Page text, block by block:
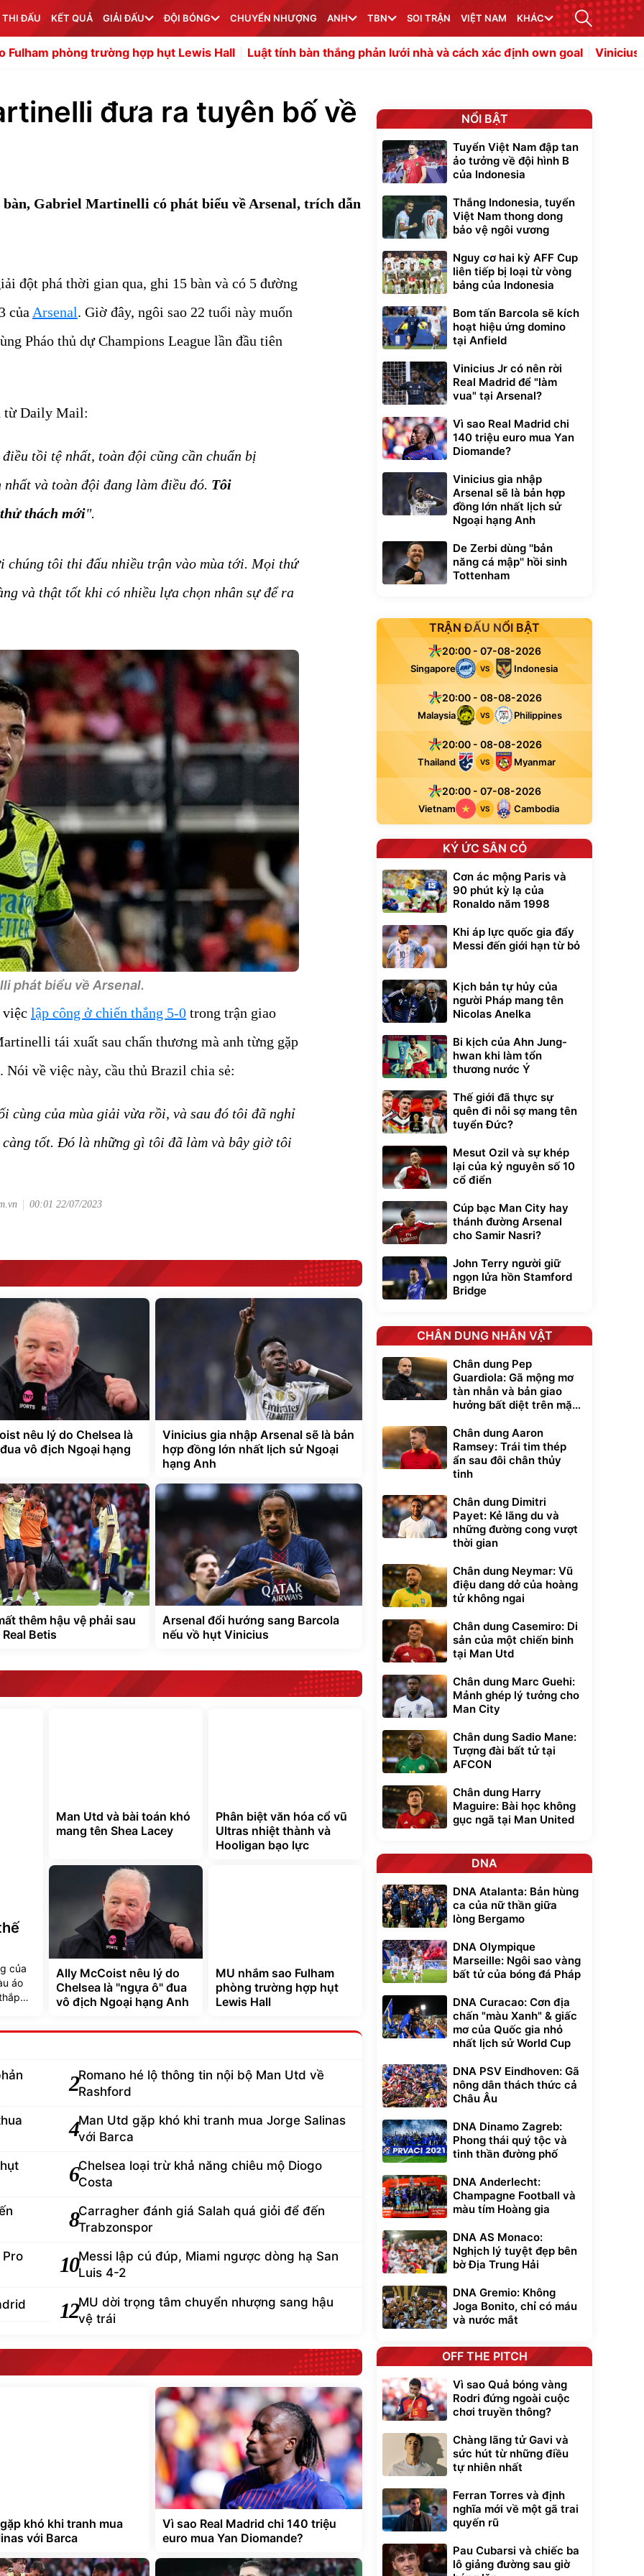
THI ĐẤU KẾT QUẢ GIẢI ĐẤU ĐỘI BÓNG CHUYỂN NHƯỢNG ANH TBN SOI TRẬN VIỆT NAM KHÁC
hợp hụt Lewis Hall Luật tính bàn thắng phản lưới nhà và cách xác định own goal Vinicius gia nhập Arsenal
đưa ra tuyên bố về
Gabriel Martinelli có phát biểu về Arsenal, trích dẫn
đột phá thời gian qua, ghi 15 bàn và có 5 đường
của Arsenal. Giờ đây, ngôi sao 22 tuổi này muốn
Pháo thủ dự Champions League lần đầu tiên
từ Daily Mail:
tồi tệ nhất, toàn đội cũng cần chuẩn bị
và toàn đội đang làm điều đó. Tôi
thách mới".
chúng tôi thi đấu nhiều trận vào mùa tới. Mọi thứ
và thật tốt khi có nhiều lựa chọn nhân sự để ra
phát biểu về Arsenal.
lập công ở chiến thắng 5-0 trong trận giao
tái xuất sau chấn thương mà anh từng gặp
về việc này, cầu thủ Brazil chia sẻ:
cùng của mùa giải vừa rồi, và sau đó tôi đã nghỉ
càng tốt. Đó là những gì tôi đã làm và bây giờ tôi
00:01 22/07/2023
7 Ngày
nêu lý do Chelsea là
vô địch Ngoại hạng
Vinicius gia nhập Arsenal sẽ là bản
hợp đồng lớn nhất lịch sử Ngoại
thêm hậu vệ phải sau
Arsenal đổi hướng sang Barcola
của
áo
mang tên Shea Lacey
Ultras nhiệt thành và
Ally McCoist nêu lý do
Chelsea là "ngựa ô" đua
vô địch Ngoại hạng Anh
MU nhắm sao Fulham
Lewis Hall
Romano hé lộ thông tin nội bộ Man Utd về
4 Man Utd gặp khó khi tranh mua Jorge Salinas
Chelsea loại trừ khả năng chiêu mộ Diogo
Carragher đánh giá Salah quá giỏi để đến
Messi lập cú đúp, Miami ngược dòng hạ San
Luis 4-2
12vệ trái
NỔI BẬT
Tuyển Việt Nam đập tan
ảo tưởng về đội hình B
của Indonesia
Thắng Indonesia, tuyển
Việt Nam thong dong
bảo vệ ngôi vương
Nguy cơ hai kỳ AFF Cup
liên tiếp bị loại từ vòng
bảng của Indonesia
Bom tấn Barcola sẽ kích
hoạt hiệu ứng domino
tại Anfield
Vinicius Jr có nên rời
Real Madrid để "làm
vua" tại Arsenal?
Vì sao Real Madrid chi
140 triệu euro mua Yan
Diomande?
Vinicius gia nhập
Arsenal sẽ là bản hợp
đồng lớn nhất lịch sử
Ngoại hạng Anh
De Zerbi dùng ''bản
năng cá mập'' hồi sinh
Tottenham
TRẬN ĐẤU NỔI BẬT
20:00 - 07-08-2026
Singapore VS Indonesia
20:00 - 08-08-2026
Malaysia VS Philippines
20:00 - 08-08-2026
Thailand VS Myanmar
20:00 - 07-08-2026
Vietnam VS Cambodia
KÝ ỨC SÂN CỎ
Cơn ác mộng Paris và
90 phút kỳ lạ của
Ronaldo năm 1998
Khi áp lực quốc gia đẩy
Messi đến giới hạn từ bỏ
Kịch bản tự hủy của
người Pháp mang tên
Nicolas Anelka
Bi kịch của Ahn Jung-
hwan khi làm tổn
thương nước Ý
Thế giới đã thực sự
quên đi nỗi sợ mang tên
tuyển Đức?
Mesut Ozil và sự khép
lại của kỷ nguyên số 10
cổ điển
Cúp bạc Man City hay
thánh đường Arsenal
cho Samir Nasri?
John Terry người giữ
ngọn lửa hồn Stamford
Bridge
CHÂN DUNG NHÂN VẬT
Chân dung Pep
Guardiola: Gã mộng mơ
tàn nhẫn và bản giao
hưởng bất diệt trên mặt
Chân dung Aaron
Ramsey: Trái tim thép
ẩn sau đôi chân thủy
tinh
Chân dung Dimitri
Payet: Kẻ lãng du và
những đường cong vượt
thời gian
Chân dung Neymar: Vũ
điệu dang dở của hoàng
tử không ngai
Chân dung Casemiro: Di
sản của một chiến binh
tại Man Utd
Chân dung Marc Guehi:
Mảnh ghép lý tưởng cho
Man City
Chân dung Sadio Mane:
Tượng đài bất tử tại
AFCON
Chân dung Harry
Maguire: Bài học không
gục ngã tại Man United
DNA
DNA Atalanta: Bản hùng
ca của nữ thần giữa
lòng Bergamo
DNA Olympique
Marseille: Ngôi sao vàng
bất tử của bóng đá Pháp
DNA Curacao: Cơn địa
chấn "màu Xanh" & giấc
mơ của Quốc gia nhỏ
nhất lịch sử World Cup
DNA PSV Eindhoven: Gã
nông dân thách thức cả
Châu Âu
DNA Dinamo Zagreb:
Phong thái quý tộc và
tinh thần đường phố
DNA Anderlecht:
Champagne Football và
màu tím Hoàng gia
DNA AS Monaco:
Nghịch lý tuyệt đẹp bên
bờ Địa Trung Hải
DNA Gremio: Không
Joga Bonito, chỉ có máu
và nước mắt
OFF THE PITCH
Vì sao Quả bóng vàng
Rodri đứng ngoài cuộc
chơi truyền thông?
Chàng lãng tử Gavi và
sức hút từ những điều
tự nhiên nhất
Ferran Torres và định
nghĩa mới về một gã trai
quyến rũ
Pau Cubarsi và chiếc ba
lô giảng đường sau giờ